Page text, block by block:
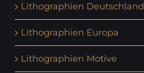
Lithographien Deutschland
Lithographien Europa
Lithographien Motive